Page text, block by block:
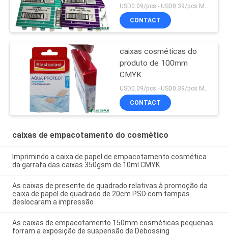
CONTACT
caixas cosméticas do
produto de 100mm
CMYK
USD0.09/pcs - USD0.39/pcs MOQ:1000PCS
CONTACT
caixas de empacotamento do cosmético
Imprimindo a caixa de papel de empacotamento cosmética
da garrafa das caixas 350gsm de 10ml CMYK
As caixas de presente de quadrado relativas à promoção da
caixa de papel de quadrado de 20cm PSD com tampas
deslocaram a impressão
As caixas de empacotamento 150mm cosméticas pequenas
forram a exposição de suspensão de Debossing